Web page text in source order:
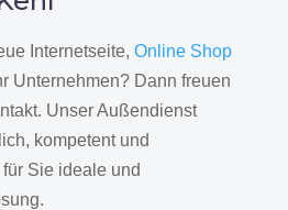
Internetseite, Online Shop
Unternehmen? Dann freuen
Unser Außendienst
kompetent und
Sie ideale und